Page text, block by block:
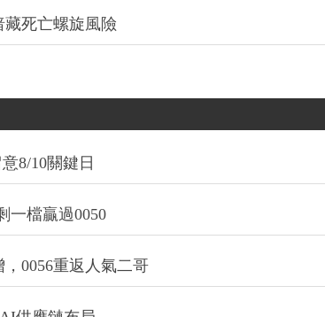
死亡螺旋風險
8/10關鍵日
一檔贏過0050
0056重返人氣二哥